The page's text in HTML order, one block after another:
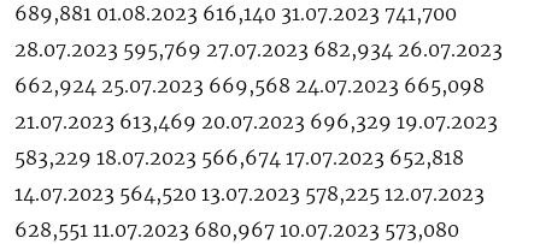
689,881 01.08.2023 616,140 31.07.2023 741,700
28.07.2023 595,769 27.07.2023 682,934 26.07.2023
662,924 25.07.2023 669,568 24.07.2023 665,098
21.07.2023 613,469 20.07.2023 696,329 19.07.2023
583,229 18.07.2023 566,674 17.07.2023 652,818
14.07.2023 564,520 13.07.2023 578,225 12.07.2023
628,551 11.07.2023 680,967 10.07.2023 573,080